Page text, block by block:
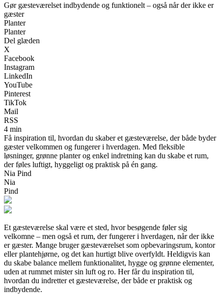
Gør gæsteværelset indbydende og funktionelt – også når der ikke er
gæster
Planter
Planter
Del glæden
X
Facebook
Instagram
LinkedIn
YouTube
Pinterest
TikTok
Mail
RSS
4 min
Få inspiration til, hvordan du skaber et gæsteværelse, der både byder
gæster velkommen og fungerer i hverdagen. Med fleksible
løsninger, grønne planter og enkel indretning kan du skabe et rum,
der føles luftigt, hyggeligt og praktisk på én gang.
Nia Pind
Nia
Pind
Et gæsteværelse skal være et sted, hvor besøgende føler sig
velkomne – men også et rum, der fungerer i hverdagen, når der ikke
er gæster. Mange bruger gæsteværelset som opbevaringsrum, kontor
eller plantehjørne, og det kan hurtigt blive overfyldt. Heldigvis kan
du skabe balance mellem funktionalitet, hygge og grønne elementer,
uden at rummet mister sin luft og ro. Her får du inspiration til,
hvordan du indretter et gæsteværelse, der både er praktisk og
indbydende.